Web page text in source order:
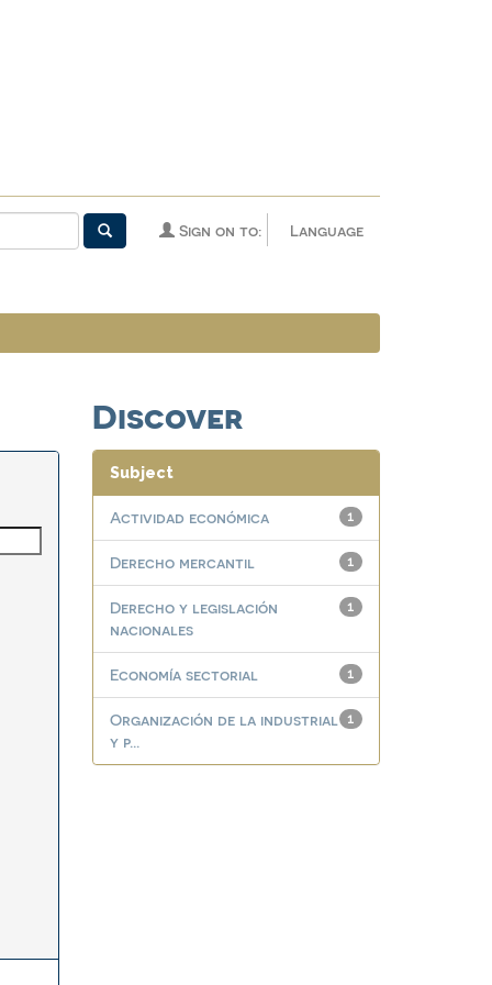
Language
Sign on to:
Discover
Subject
1
Actividad económica
1
Derecho mercantil
1
Derecho y legislación
nacionales
1
Economía sectorial
1
Organización de la industrial
y p...